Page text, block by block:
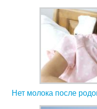
Нет молока после